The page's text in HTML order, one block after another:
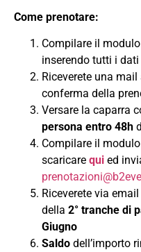
Come prenotare:
Compilare il
inserendo tutti i
Riceverete una
conferma della
Versare la caparra
persona entro 48h
Compilare il
scaricare qui ed
Riceverete via
della 2° tranche di
Giugno
Saldo dell’importo